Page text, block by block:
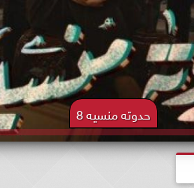
حدوته منسيه 8